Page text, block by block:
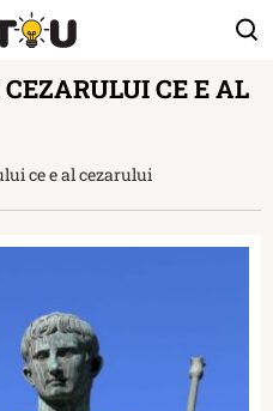
CE E AL
ce e al cezarului